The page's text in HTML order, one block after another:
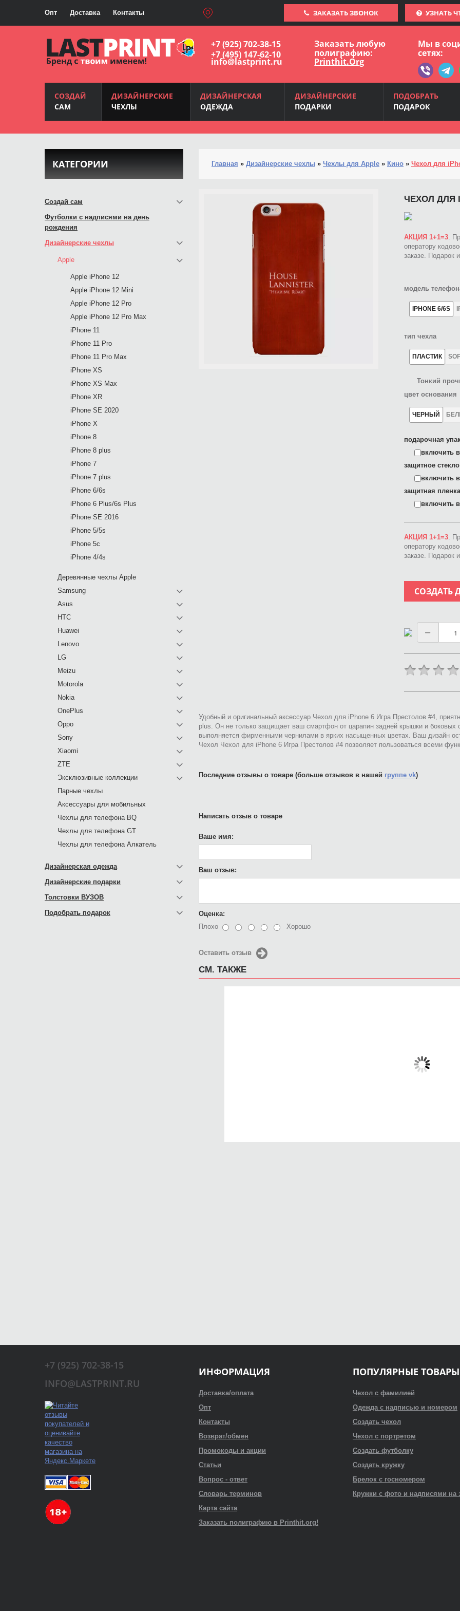
Опт Доставка Контакты ЗАКАЗАТЬ ЗВОНОК УЗНАТЬ
+7 (925) 702-38-15
+7 (495) 147-62-10
info@lastprint.ru
Заказать любую
полиграфию:
Printhit.Org
Мы в
сетях:
СОЗДАЙ
САМ
ДИЗАЙНЕРСКИЕ
ЧЕХЛЫ
ДИЗАЙНЕРСКАЯ
ОДЕЖДА
ДИЗАЙНЕРСКИЕ
ПОДАРКИ
ПОДОБРАТЬ
ПОДАРОК
Главная » Дизайнерские чехлы » Чехлы для Apple » Кино » Чехол для
ЧЕХОЛ ДЛЯ
АКЦИЯ 1+1=3.
оператору
заказе. Подарок
модель
IPHONE 6/6S
тип чехла
ПЛАСТИК
Тонкий
цвет основания
ЧЕРНЫЙ
подарочная
включить в
защитное
включить в
защитная
включить в
АКЦИЯ 1+1=3.
оператору
заказе. Подарок
СОЗДАТЬ
Удобный и оригинальный аксессуар Чехол для iPhone 6 Игра Престолов #4,
plus. Он не только защищает ваш смартфон от царапин задней крышки и боковых
выполняется фирменными чернилами в ярких насыщенных цветах. Ваш дизайн
Чехол Чехол для iPhone 6 Игра Престолов #4 позволяет пользоваться всеми
Последние отзывы о товаре (больше отзывов в нашей группе vk)
Написать отзыв о товаре
Ваше имя:
Ваш отзыв:
Оценка:
Плохо
Хорошо
Оставить отзыв
СМ. ТАКЖЕ
КАТЕГОРИИ
Создай сам
Футболки с надписями на день
рождения
Дизайнерские чехлы
Apple
Apple iPhone 12
Apple iPhone 12 Mini
Apple iPhone 12 Pro
Apple iPhone 12 Pro Max
iPhone 11
iPhone 11 Pro
iPhone 11 Pro Max
iPhone XS
iPhone XS Max
iPhone XR
iPhone SE 2020
iPhone X
iPhone 8
iPhone 8 plus
iPhone 7
iPhone 7 plus
iPhone 6/6s
iPhone 6 Plus/6s Plus
iPhone SE 2016
iPhone 5/5s
iPhone 5c
iPhone 4/4s
Деревянные чехлы Apple
Samsung
Asus
HTC
Huawei
Lenovo
LG
Meizu
Motorola
Nokia
OnePlus
Oppo
Sony
Xiaomi
ZTE
Эксклюзивные коллекции
Парные чехлы
Аксессуары для мобильных
Чехлы для телефона BQ
Чехлы для телефона GT
Чехлы для телефона Алкатель
Дизайнерская одежда
Дизайнерские подарки
Толстовки ВУЗОВ
Подобрать подарок
+7 (925) 702-38-15
INFO@LASTPRINT.RU
ИНФОРМАЦИЯ
Доставка/оплата
Опт
Контакты
Возврат/обмен
Промокоды и акции
Статьи
Вопрос - ответ
Словарь терминов
Карта сайта
Заказать полиграфию в Printhit.org!
ПОПУЛЯРНЫЕ ТОВАРЫ
Чехол с фамилией
Одежда с надписью и номером
Создать чехол
Чехол с портретом
Создать футболку
Создать кружку
Брелок с госномером
Кружки с фото и надписями на